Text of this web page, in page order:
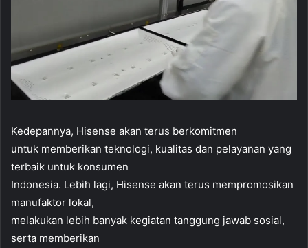
Kedepannya, Hisense akan terus berkomitmen
untuk memberikan teknologi, kualitas dan pelayanan yang
terbaik untuk konsumen
Indonesia. Lebih lagi, Hisense akan terus mempromosikan
manufaktor lokal,
melakukan lebih banyak kegiatan tanggung jawab sosial,
serta memberikan